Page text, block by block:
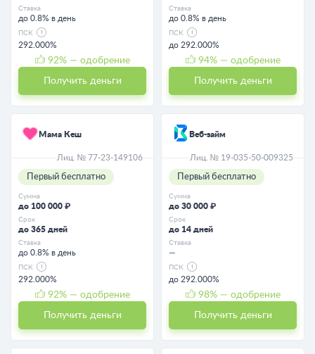
Ставка
до 0.8% в день
ПСК
292.000%
92% — одобрение
Получить деньги
Ставка
до 0.8% в день
ПСК
до 292.000%
94% — одобрение
Получить деньги
Мама Кеш
Лиц. № 77-23-149106
Первый бесплатно
Сумма
до 100 000 ₽
Срок
до 365 дней
Ставка
до 0.8% в день
ПСК
292.000%
92% — одобрение
Получить деньги
Веб-займ
Лиц. № 19-035-50-009325
Первый бесплатно
Сумма
до 30 000 ₽
Срок
до 14 дней
Ставка
—
ПСК
до 292.000%
98% — одобрение
Получить деньги